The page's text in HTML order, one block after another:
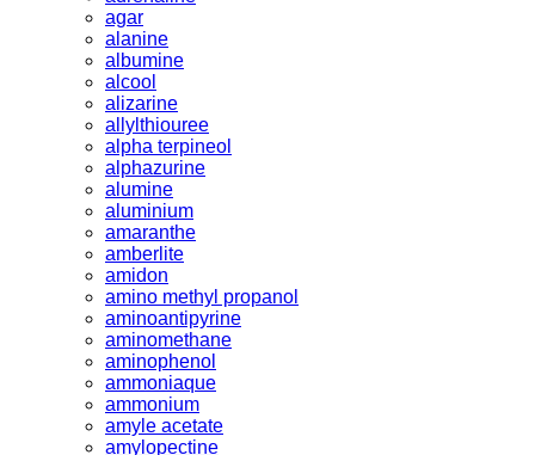
agar
alanine
albumine
alcool
alizarine
allylthiouree
alpha terpineol
alphazurine
alumine
aluminium
amaranthe
amberlite
amidon
amino methyl propanol
aminoantipyrine
aminomethane
aminophenol
ammoniaque
ammonium
amyle acetate
amylopectine